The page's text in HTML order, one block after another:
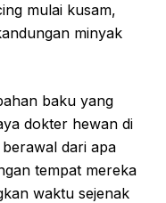
mulai kusam,
minyak
baku yang
dokter hewan di
dari apa
tempat mereka
waktu sejenak